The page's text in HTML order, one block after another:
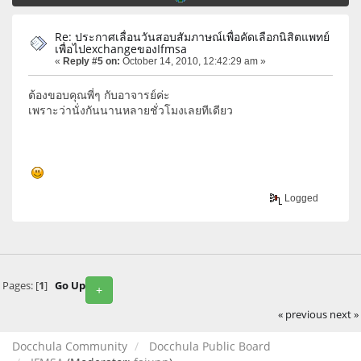
Re: ประกาศเลื่อนวันสอบสัมภาษณ์เพื่อคัดเลือกนิสิตแพทย์
เพื่อไปexchangeของIfmsa
« Reply #5 on: October 14, 2010, 12:42:29 am »
ต้องขอบคุณพี่ๆ กับอาจารย์ค่ะ
เพราะว่านั่งกันนานหลายชั่วโมงเลยทีเดียว
Logged
+
Pages: [1] Go Up
« previous next »
Docchula Community
Docchula Public Board